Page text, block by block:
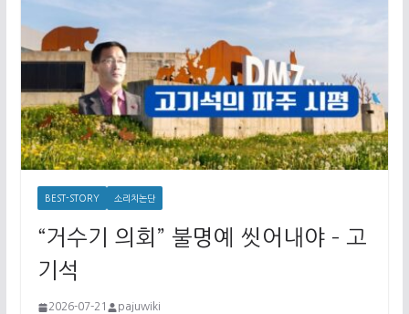
BEST-STORY 소리치논단
“거수기 의회” 불명예 씻어내야 – 고
기석
2026-07-21 pajuwiki